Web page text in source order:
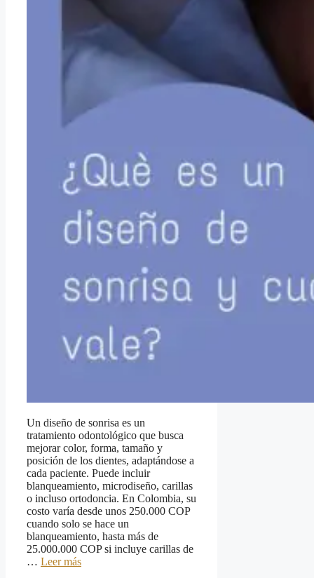
Un diseño de sonrisa es un
tratamiento odontológico que busca
mejorar color, forma, tamaño y
posición de los dientes, adaptándose a
cada paciente. Puede incluir
blanqueamiento, microdiseño, carillas
o incluso ortodoncia. En Colombia, su
costo varía desde unos 250.000 COP
cuando solo se hace un
blanqueamiento, hasta más de
25.000.000 COP si incluye carillas de
… Leer más